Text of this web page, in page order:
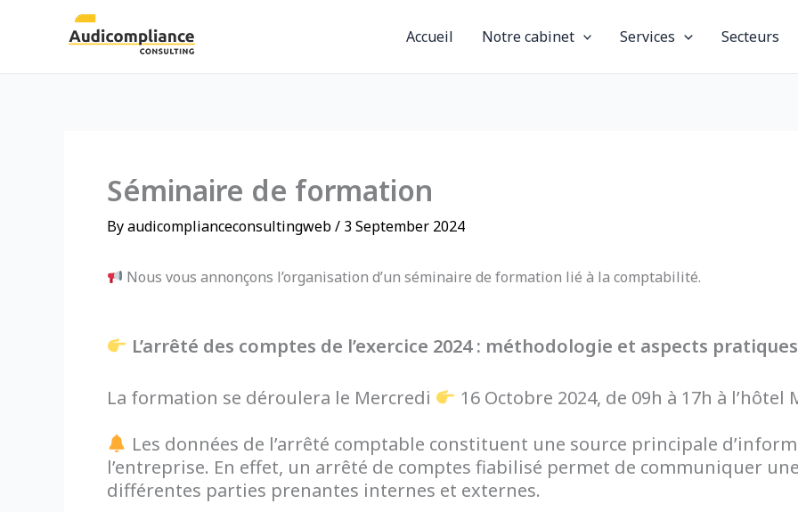
Accueil Notre cabinet Services Secteurs
Séminaire de formation
Byaudicomplianceconsultingweb/ 3 September 2024
Nous vous annonçons l’organisation d’un séminaire de formation lié à la comptabilité.
L’arrêté des comptes de l’exercice 2024 : méthodologie et aspects pratiques
La formation se déroulera le Mercredi
16 Octobre 2024, de 09h à 17h à l’hôtel
Les données de l’arrêté comptable constituent une source principale
l’entreprise. En effet, un arrêté de comptes fiabilisé permet de communiquer
différentes parties prenantes internes et externes.